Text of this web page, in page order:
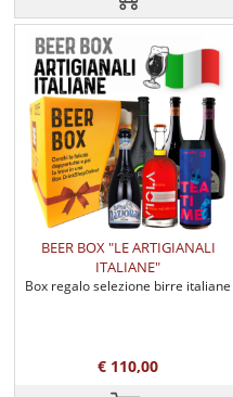
BEER BOX "LE ARTIGIANALI
ITALIANE"
Box regalo selezione birre italiane
€ 110,00